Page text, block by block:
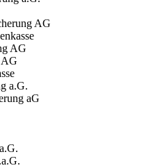
AG
AG
AG
a.G.
aG